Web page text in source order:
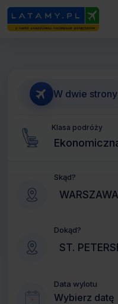
W dwie strony
Klasa podróży
Skąd?
Dokąd?
Data wylotu
Wybierz datę